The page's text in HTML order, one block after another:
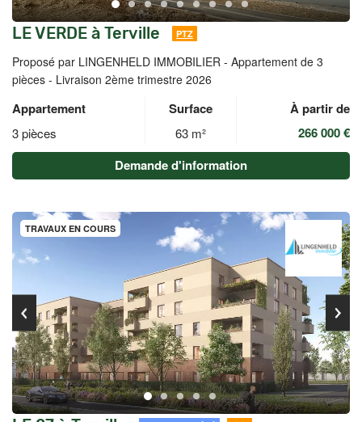
LE VERDE à Terville PTZ
Proposé par LINGENHELD IMMOBILIER - Appartement de 3
pièces - Livraison 2ème trimestre 2026
Appartement Surface À partir de
3 pièces 63 m²
266 000 €
Demande d'information
TRAVAUX EN COURS